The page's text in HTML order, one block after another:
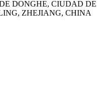
DONGHE, CIUDAD DE
ZHEJIANG, CHINA